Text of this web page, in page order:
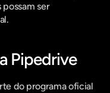
possam ser
Pipedrive
do programa oficial